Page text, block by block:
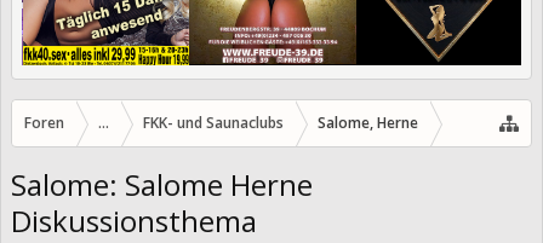
Foren ... FKK- und Saunaclubs Salome, Herne
Salome: Salome Herne
Diskussionsthema